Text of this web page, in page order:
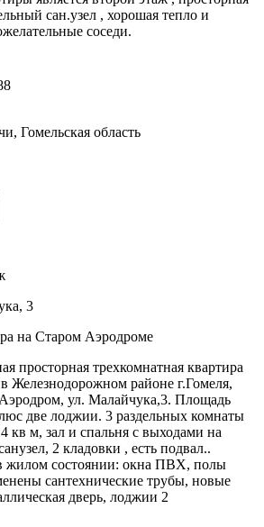
сан.узел , хорошая тепло и
соседи.
Гомельская область
3
на Старом Аэродроме
просторная трехкомнатная квартира
Железнодорожном районе г.Гомеля,
ул. Малайчука,3. Площадь
две лоджии. 3 раздельных комнаты
кв м, зал и спальня с выходами на
2 кладовки , есть подвал..
жилом состоянии: окна ПВХ, полы
сантехнические трубы, новые
дверь, лоджии 2